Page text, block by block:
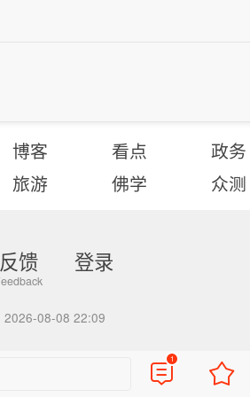
博客 看点
政务
旅游 佛学 众测
反馈 登录
2026-08-08 22:09
1